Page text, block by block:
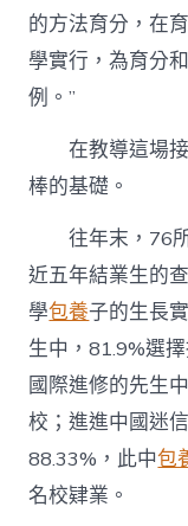
的方法育分，在
學實行，為育分
例。”
在教導這場
棒的基礎。
往年末，76
近五年結業生的
學包養子的生長
生中，81.9%選
國際進修的先生
校；進進中國迷
88.33%，此中包
名校肄業。